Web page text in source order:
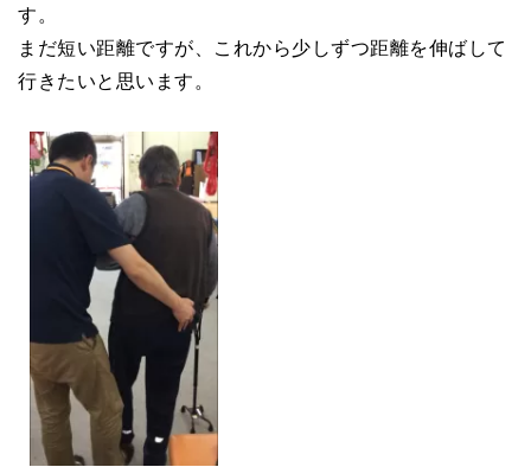
す。
まだ短い距離ですが、これから少しずつ距離を伸ばして
行きたいと思います。